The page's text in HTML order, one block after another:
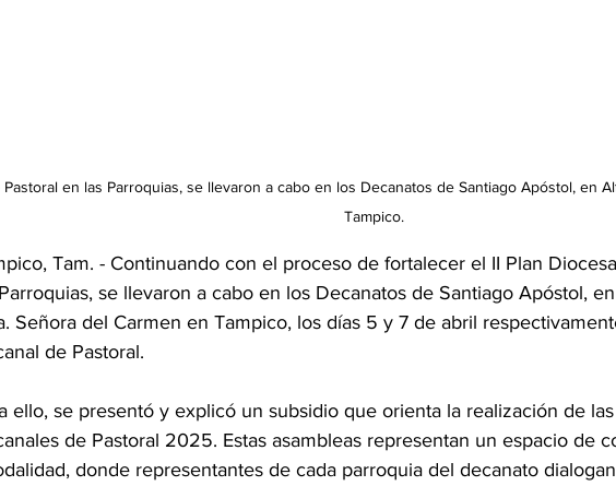
Pastoral en las Parroquias, se llevaron a cabo en los Decanatos de Santiago Apóstol, en
Tampico.
Tam. - Continuando con el proceso de fortalecer el II Plan
se llevaron a cabo en los Decanatos de Santiago Apóstol,
Señora del Carmen en Tampico, los días 5 y 7 de abril
de Pastoral.
ello, se presentó y explicó un subsidio que orienta la realización de
de Pastoral 2025. Estas asambleas representan un espacio de
donde representantes de cada parroquia del decanato